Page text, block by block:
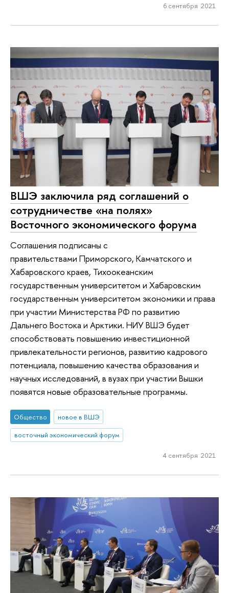
6 сентября 2021
ВШЭ заключила ряд соглашений о
сотрудничестве «на полях»
Восточного экономического форума
Соглашения подписаны с
правительствами Приморского, Камчатского и
Хабаровского краев, Тихоокеанским
государственным университетом и Хабаровским
государственным университетом экономики и права
при участии Министерства РФ по развитию
Дальнего Востока и Арктики. НИУ ВШЭ будет
способствовать повышению инвестиционной
привлекательности регионов, развитию кадрового
потенциала, повышению качества образования и
научных исследований, в вузах при участии Вышки
появятся новые образовательные программы.
Общество
новое в ВШЭ
восточный экономический форум
4 сентября 2021